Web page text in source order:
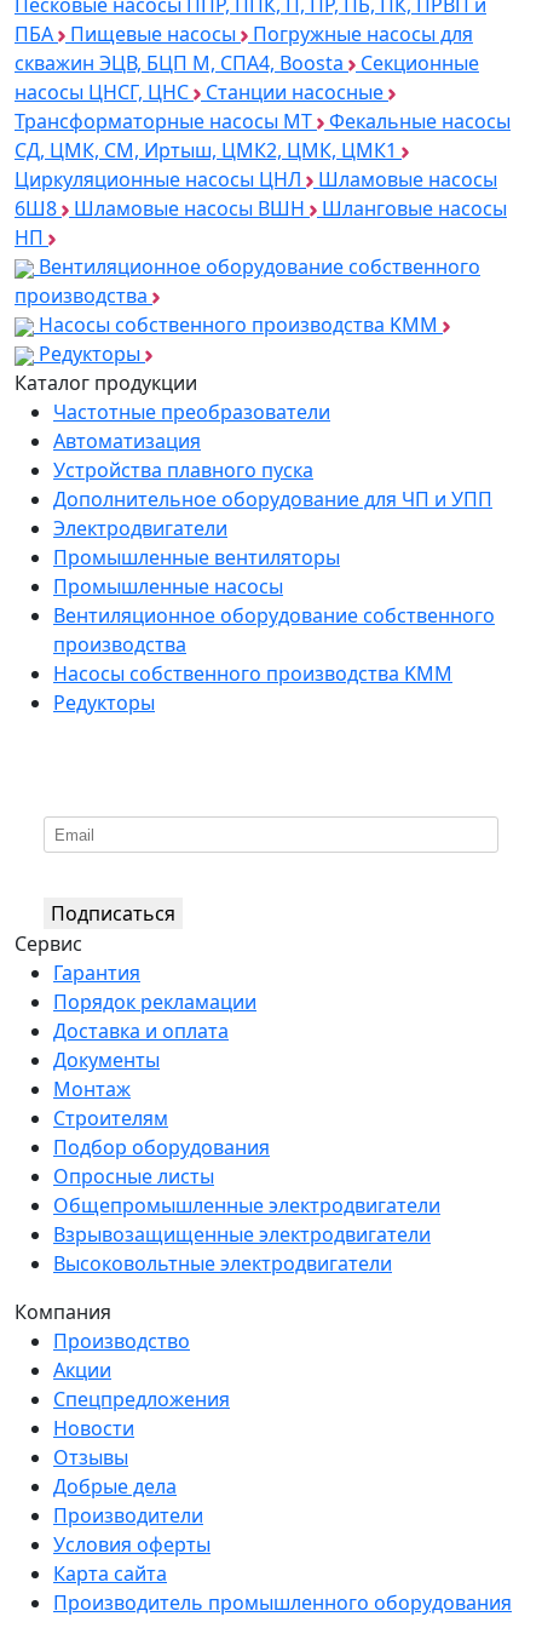
ПБА
Пищевые насосы
Погружные насосы для
скважин ЭЦВ, БЦП М, СПА4, Boosta
Секционные
насосы ЦНСГ, ЦНС
Станции насосные
Трансформаторные насосы МТ
Фекальные насосы
СД, ЦМК, СМ, Иртыш, ЦМК2, ЦМК, ЦМК1
Циркуляционные насосы ЦНЛ
Шламовые насосы
6Ш8
Шламовые насосы ВШН
Шланговые насосы
НП
Вентиляционное оборудование собственного
производства
Насосы собственного производства KMM
Редукторы
Каталог продукции
Частотные преобразователи
Автоматизация
Устройства плавного пуска
Дополнительное оборудование для ЧП и УПП
Электродвигатели
Промышленные вентиляторы
Промышленные насосы
Вентиляционное оборудование собственного
производства
Насосы собственного производства KMM
Редукторы
Подписаться
Сервис
Гарантия
Порядок рекламации
Доставка и оплата
Документы
Монтаж
Строителям
Подбор оборудования
Опросные листы
Общепромышленные электродвигатели
Взрывозащищенные электродвигатели
Высоковольтные электродвигатели
Компания
Производство
Акции
Спецпредложения
Новости
Отзывы
Добрые дела
Производители
Условия оферты
Карта сайта
Производитель промышленного оборудования